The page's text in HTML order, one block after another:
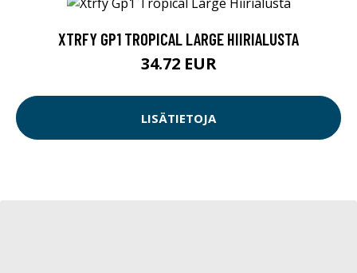
XTRFY GP1 TROPICAL LARGE HIIRIALUSTA
34.72 EUR
LISÄTIETOJA